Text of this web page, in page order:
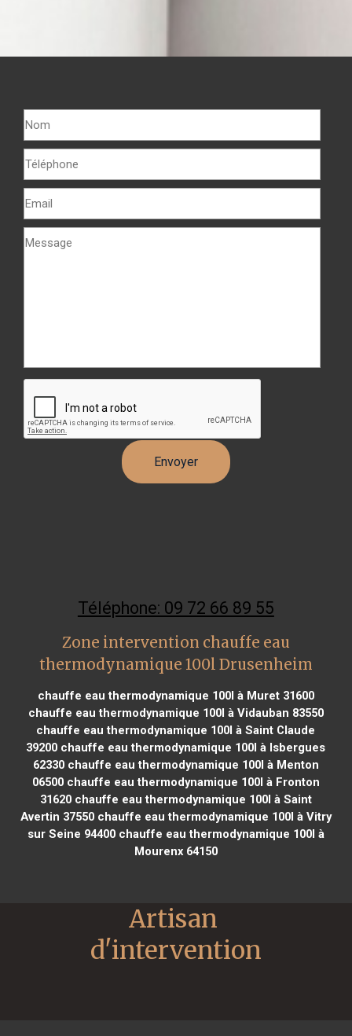
Téléphone: 09 72 66 89 55
Zone intervention chauffe eau
thermodynamique 100l Drusenheim
chauffe eau thermodynamique 100l à Muret 31600
chauffe eau thermodynamique 100l à Vidauban 83550
chauffe eau thermodynamique 100l à Saint Claude
39200 chauffe eau thermodynamique 100l à Isbergues
62330chauffe eau thermodynamique 100l à Menton
06500chauffe eau thermodynamique 100l à Fronton
31620chauffe eau thermodynamique 100l à Saint
Avertin 37550chauffe eau thermodynamique 100l à Vitry
sur Seine 94400chauffe eau thermodynamique 100l à
Mourenx 64150
Artisan
d'intervention